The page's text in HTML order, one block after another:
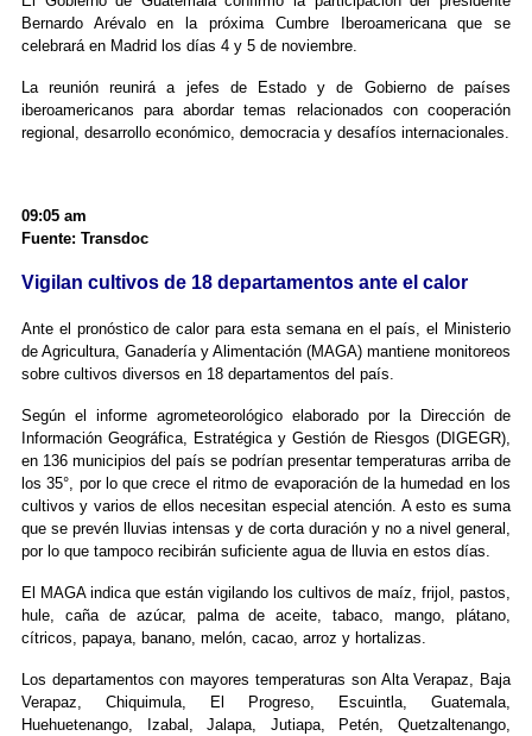
Bernardo Arévalo en la próxima Cumbre Iberoamericana que se
celebrará en Madrid los días 4 y 5 de noviembre.
La reunión reunirá a jefes de Estado y de Gobierno de países
iberoamericanos para abordar temas relacionados con cooperación
regional, desarrollo económico, democracia y desafíos internacionales.
09:05 am
Fuente: Transdoc
Vigilan cultivos de 18 departamentos ante el calor
Ante el pronóstico de calor para esta semana en el país, el Ministerio
de Agricultura, Ganadería y Alimentación (MAGA) mantiene monitoreos
sobre cultivos diversos en 18 departamentos del país.
Según el informe agrometeorológico elaborado por la Dirección de
Información Geográfica, Estratégica y Gestión de Riesgos (DIGEGR),
en 136 municipios del país se podrían presentar temperaturas arriba de
los 35°, por lo que crece el ritmo de evaporación de la humedad en los
cultivos y varios de ellos necesitan especial atención. A esto es suma
que se prevén lluvias intensas y de corta duración y no a nivel general,
por lo que tampoco recibirán suficiente agua de lluvia en estos días.
El MAGA indica que están vigilando los cultivos de maíz, frijol, pastos,
hule, caña de azúcar, palma de aceite, tabaco, mango, plátano,
cítricos, papaya, banano, melón, cacao, arroz y hortalizas.
Los departamentos con mayores temperaturas son Alta Verapaz, Baja
Verapaz, Chiquimula, El Progreso, Escuintla, Guatemala,
Huehuetenango, Izabal, Jalapa, Jutiapa, Petén, Quetzaltenango,